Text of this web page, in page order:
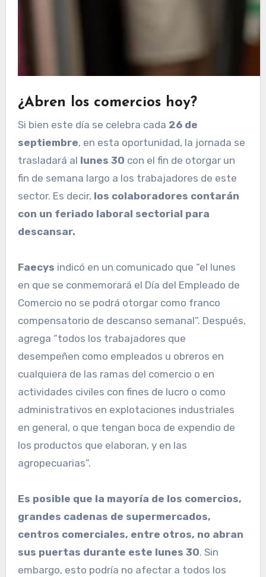
¿Abren los comercios hoy?
Si bien este día se celebra cada 26 de
septiembre, en esta oportunidad, la jornada se
trasladará al lunes 30 con el fin de otorgar un
fin de semana largo a los trabajadores de este
sector. Es decir, los colaboradores contarán
con un feriado laboral sectorial para
descansar.
Faecys indicó en un comunicado que “el lunes
en que se conmemorará el Día del Empleado de
Comercio no se podrá otorgar como franco
compensatorio de descanso semanal”. Después,
agrega “todos los trabajadores que
desempeñen como empleados u obreros en
cualquiera de las ramas del comercio o en
actividades civiles con fines de lucro o como
administrativos en explotaciones industriales
en general, o que tengan boca de expendio de
los productos que elaboran, y en las
agropecuarias”.
Es posible que la mayoría de los comercios,
grandes cadenas de supermercados,
centros comerciales, entre otros, no abran
sus puertas durante este lunes 30. Sin
embargo, esto podría no afectar a todos los